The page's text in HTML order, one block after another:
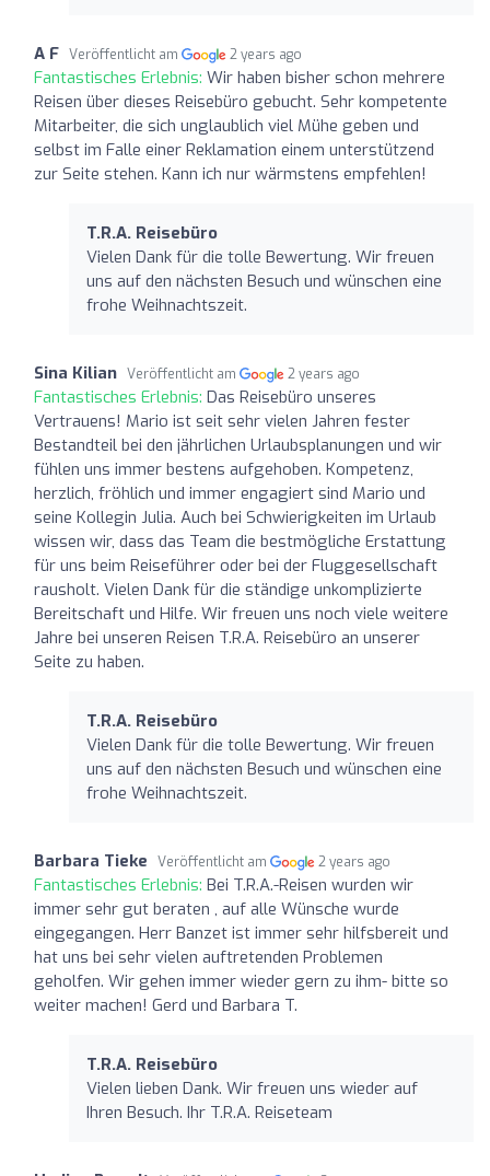
A F Veröffentlicht am 2 years ago
Fantastisches Erlebnis: Wir haben bisher schon mehrere
Reisen über dieses Reisebüro gebucht. Sehr kompetente
Mitarbeiter, die sich unglaublich viel Mühe geben und
selbst im Falle einer Reklamation einem unterstützend
zur Seite stehen. Kann ich nur wärmstens empfehlen!
T.R.A. Reisebüro
Vielen Dank für die tolle Bewertung. Wir freuen
uns auf den nächsten Besuch und wünschen eine
frohe Weihnachtszeit.
Sina Kilian Veröffentlicht am 2 years ago
Fantastisches Erlebnis: Das Reisebüro unseres
Vertrauens! Mario ist seit sehr vielen Jahren fester
Bestandteil bei den jährlichen Urlaubsplanungen und wir
fühlen uns immer bestens aufgehoben. Kompetenz,
herzlich, fröhlich und immer engagiert sind Mario und
seine Kollegin Julia. Auch bei Schwierigkeiten im Urlaub
wissen wir, dass das Team die bestmögliche Erstattung
für uns beim Reiseführer oder bei der Fluggesellschaft
rausholt. Vielen Dank für die ständige unkomplizierte
Bereitschaft und Hilfe. Wir freuen uns noch viele weitere
Jahre bei unseren Reisen T.R.A. Reisebüro an unserer
Seite zu haben.
T.R.A. Reisebüro
Vielen Dank für die tolle Bewertung. Wir freuen
uns auf den nächsten Besuch und wünschen eine
frohe Weihnachtszeit.
Barbara Tieke Veröffentlicht am 2 years ago
Fantastisches Erlebnis: Bei T.R.A.-Reisen wurden wir
immer sehr gut beraten , auf alle Wünsche wurde
eingegangen. Herr Banzet ist immer sehr hilfsbereit und
hat uns bei sehr vielen auftretenden Problemen
geholfen. Wir gehen immer wieder gern zu ihm- bitte so
weiter machen! Gerd und Barbara T.
T.R.A. Reisebüro
Vielen lieben Dank. Wir freuen uns wieder auf
Ihren Besuch. Ihr T.R.A. Reiseteam